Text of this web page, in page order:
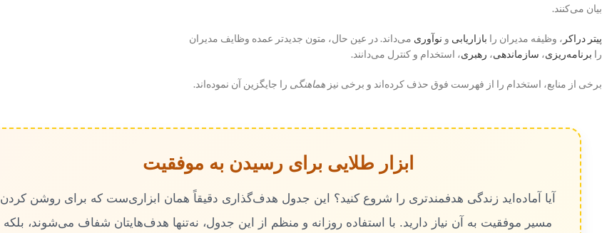
بیان می‌کنند.
پیتر دراکر ، وظیفه مدیران را بازاریابی و نوآوری می‌داند. در عین حال، متون جدیدتر عمده وظایف مدیران
را برنامه‌ریزی، سازماندهی، رهبری، استخدام و کنترل می‌دانند.
برخی از منابع، استخدام را از فهرست فوق حذف کرده‌اند و برخی نیز هماهنگی را جایگزین آن نموده‌اند.
ابزار طلایی برای رسیدن به موفقیت
آیا آماده‌اید زندگی هدفمندتری را شروع کنید؟ این جدول هدف‌گذاری دقیقاً همان ابزاری‌ست که برای روشن کردن
مسیر موفقیت به آن نیاز دارید. با استفاده روزانه و منظم از این جدول، نه‌تنها هدف‌هایتان شفاف می‌شوند، بلکه